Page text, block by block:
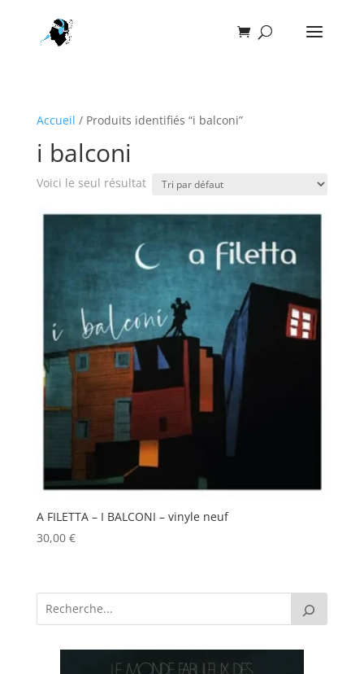
Accueil / Produits identifiés “i balconi”
i balconi
Voici le seul résultat
A FILETTA – I BALCONI – vinyle neuf
30,00 €